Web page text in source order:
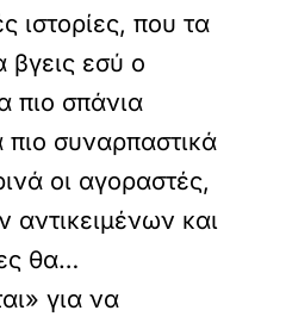
ιστορίες, που τα
βγεις εσύ ο
πιο σπάνια
πιο συναρπαστικά
οι αγοραστές,
αντικειμένων και
θα…
για να